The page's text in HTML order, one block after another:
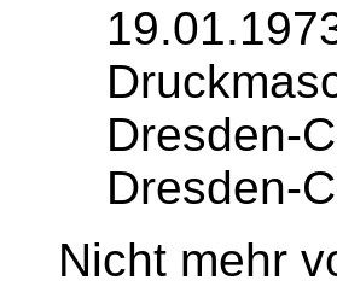
Dresden-
Dresden-
Nicht mehr